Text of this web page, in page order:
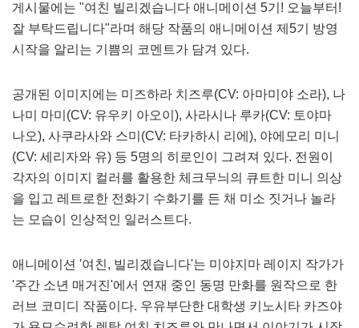
게시물에는 "여친 빌리겠습니다 애니메이션 5기! 오늘부터!
잘 부탁드립니다"라며 해당 작품의 애니메이션 제5기 방영
시작을 알리는 기쁨의 코멘트가 담겨 있다.
공개된 이미지에는 미즈하라 치즈루(CV: 아마미야 소라), 나
나미 마미(CV: 유우키 아오이), 사라시나 루카(CV: 토야마
나오), 사쿠라사와 스미(CV: 타카하시 리에), 야에모리 미니
(CV: 세리자와 유) 등 5명의 히로인이 그려져 있다. 전원이
각자의 이미지 컬러를 활용한 체크무늬의 큐트한 미니 의상
을 입고 레트로한 전화기 수화기를 든 채 미소 짓거나 놀라
는 모습이 인상적인 일러스트다.
애니메이션 '여친, 빌리겠습니다'는 미야지마 레이지 작가가
'주간 소년 매거진'에서 연재 중인 동명 만화를 원작으로 한
러브 코미디 작품이다. 우유부단한 대학생 키노시타 카즈야